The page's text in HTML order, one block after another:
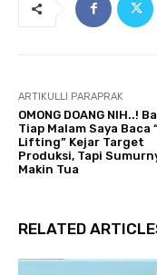
ARTIKULLI PARAPRAK
OMONG DOANG NIH..!
Tiap Malam Saya Baca
Lifting” Kejar Target
Produksi, Tapi
Makin Tua
RELATED